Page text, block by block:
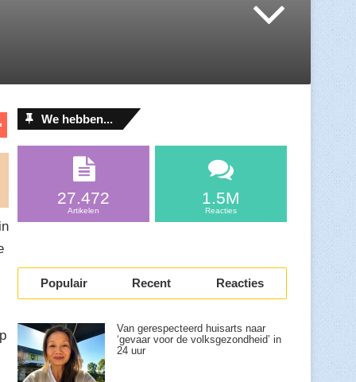
D
el
n
We hebben...
27.472
Artikelen
1.5M
Reacties
Populair Recent Reacties
Van gerespecteerd huisarts naar
‘gevaar voor de volksgezondheid’ in
24 uur